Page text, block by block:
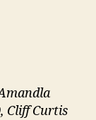
Cliff Curtis